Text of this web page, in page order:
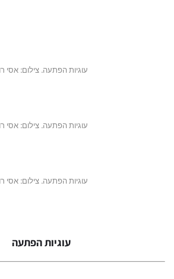
עוגיות הפתעה. צילום: אסי
עוגיות הפתעה. צילום: אסי
עוגיות הפתעה. צילום: אסי
עוגיות הפתעה